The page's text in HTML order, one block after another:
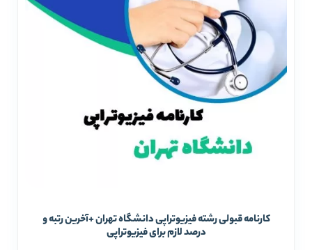
کارنامه قبولی رشته فیزیوتراپی دانشگاه تهران +آخرین رتبه و
درصد لازم برای فیزیوتراپی